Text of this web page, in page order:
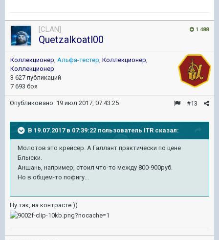
1 488
[CLAN]
Quetzalkoatl00
Коллекционер, Альфа-тестер, Коллекционер,
Коллекционер
3 627 публикаций
7 693 боя
#13
Опубликовано: 19 июл 2017, 07:43:25
В 19.07.2017 в 07:39:22 пользователь ITR сказал:
Молотов это крейсер. А Галлант практически по цене
Блыски.
Аншань, например, стоил что-то между 800-900руб.
Но в общем-то пофигу...
Ну так, на контрасте ))